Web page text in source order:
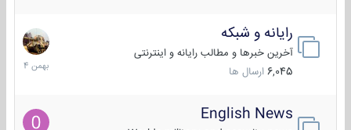
رایانه و شبکه
آخرین خبرها و مطالب رایانه و اینترنتی
6,045 ارسال ها
30
بهمن
1404
English News
10